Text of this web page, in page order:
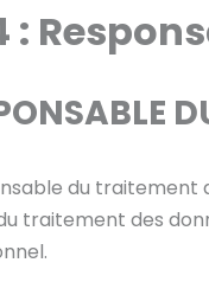
:
du
traitement des